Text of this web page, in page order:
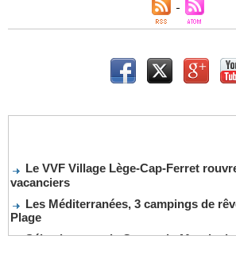
Le VVF Village Lège-Cap-Ferret
vacanciers
Les Méditerranées, 3 campings de
Plage
Sélection pour la Coupe du Monde